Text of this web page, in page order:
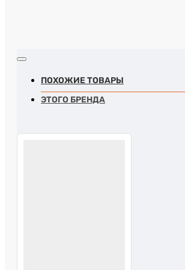
ПОХОЖИЕ ТОВАРЫ
ЭТОГО БРЕНДА